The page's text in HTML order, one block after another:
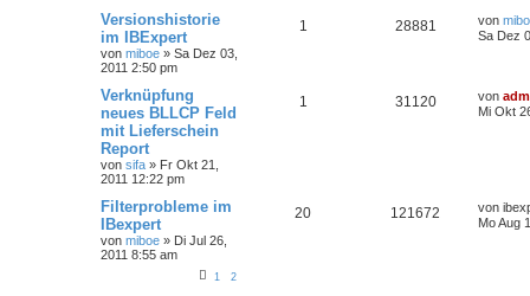
Versionshistorie
im IBExpert
von miboe » Sa Dez 03,
2011 2:50 pm
1 28881 von
Sa Dez
Verknüpfung
neues BLLCP Feld
mit Lieferschein
Report
von sifa » Fr Okt 21,
2011 12:22 pm
1 31120 von
Mi Okt
Filterprobleme im
IBexpert
von miboe » Di Jul 26,
2011 8:55 am
1 2
20 121672 von
Mo Aug